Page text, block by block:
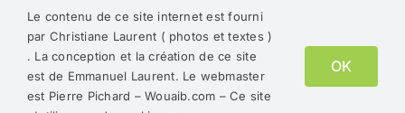
Les Ateliers du Rêve - 2023
Sauf mention contraire, les contenus de ce site sont placés sous
licence Creative Commons.
Le contenu de ce site internet est fourni
par Christiane Laurent ( photos et textes )
. La conception et la création de ce site
est de Emmanuel Laurent. Le webmaster
est Pierre Pichard – Wouaib.com – Ce site
OK